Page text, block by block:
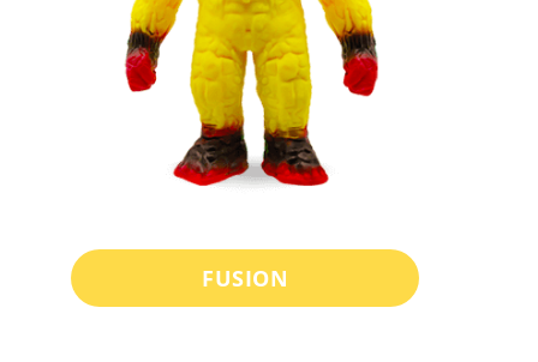
FUSION